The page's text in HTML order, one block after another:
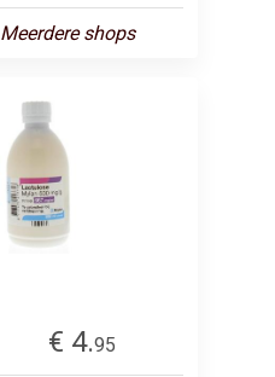
Meerdere shops
€ 4.95